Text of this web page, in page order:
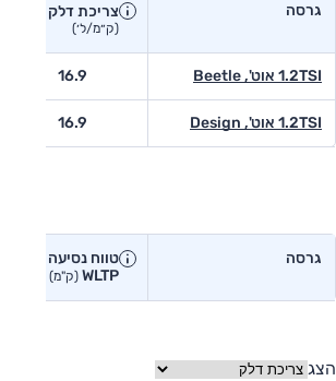
גרסה צריכת דלק יצרן
(ק״מ/ל׳)
1.2TSI אוט', Beetle 16.9
1.2TSI אוט', Design 16.9
גרסה
טווח נסיעה יצרן
WLTP(ק"מ)
הצג